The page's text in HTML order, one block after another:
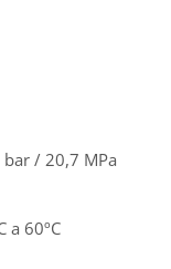
/ 20,7 MPa
a 60ºC